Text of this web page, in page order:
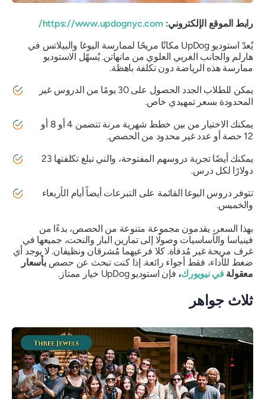
رابط الموقع الإلكتروني: https://www.updognyc.com/
يُعدّ استوديو UpDog مكانًا مريحًا لممارسة اليوغا والبيلاتس في
هارلم والجانب الغربي العلوي من مانهاتن. يُسهّل الاستوديو
ممارسة هذه الرياضة دون تكلفة باهظة.
يمكن للطلاب الجدد الحصول على 30 يومًا من الدروس غير
المحدودة بسعر تمهيدي خاص.
يمكنك الاختيار من بين خطط شهرية مرنة تتضمن 4 أو 8 أو
12 حصة أو عدد غير محدود من الحصص.
يمكنك أيضًا تجربة دروسهم المفتوحة، والتي تبلغ تكلفتها 23
دولارًا لكل درس.
تتوفر دروس اليوغا القائمة على التبرعات أيضاً أيام الأربعاء
والخميس.
بهذا السعر، يقدمون مجموعة متنوعة من الحصص، بدءًا من
فينياسا والأساسيات وصولًا إلى تمارين البار والنحت، جميعها في
غرف مريحة غير مُدفأة. كلا فرعيهما مُشرقان ونظيفان. لا يوجد أي
ضغط للأداء، فقط أجواء رائعة. إذا كنت تبحث عن حصص بأسعار
معقولةفي نيويورك،فإن استوديو UpDog خيار ممتاز.
ثلاث جواهر